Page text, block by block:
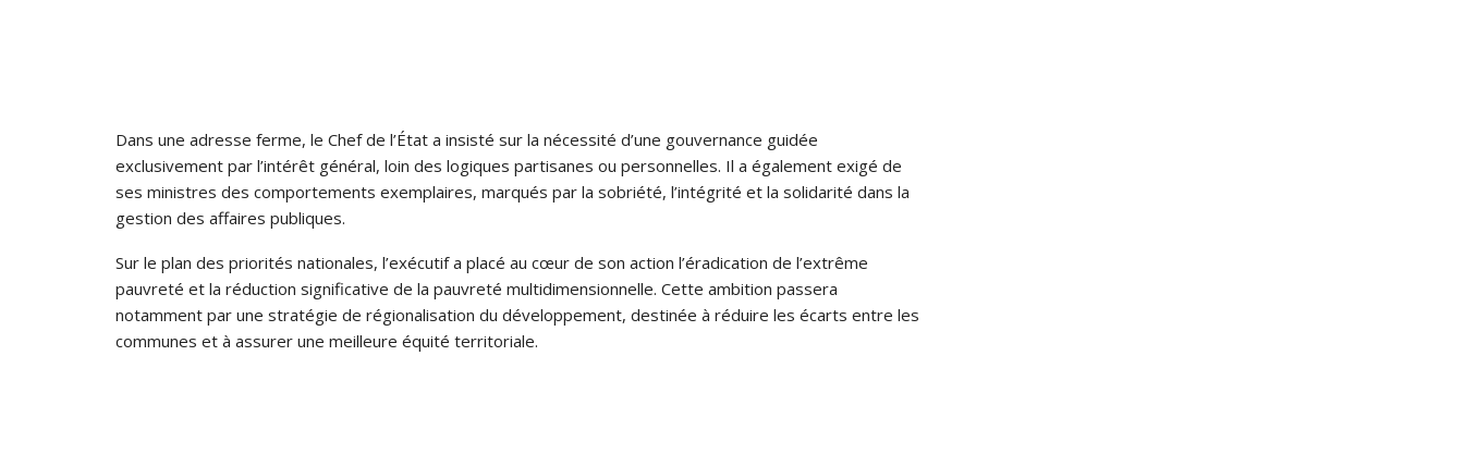
Dans une adresse ferme, le Chef de l’État a insisté sur la nécessité d’une gouvernance guidée
exclusivement par l’intérêt général, loin des logiques partisanes ou personnelles. Il a également exigé de
ses ministres des comportements exemplaires, marqués par la sobriété, l’intégrité et la solidarité dans la
gestion des affaires publiques.
Sur le plan des priorités nationales, l’exécutif a placé au cœur de son action l’éradication de l’extrême
pauvreté et la réduction significative de la pauvreté multidimensionnelle. Cette ambition passera
notamment par une stratégie de régionalisation du développement, destinée à réduire les écarts entre les
communes et à assurer une meilleure équité territoriale.